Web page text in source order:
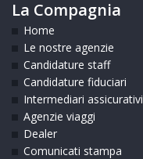
La Compagnia
Home
Le nostre agenzie
Candidature staff
Candidature fiduciari
Intermediari assicurativi
Agenzie viaggi
Dealer
Comunicati stampa